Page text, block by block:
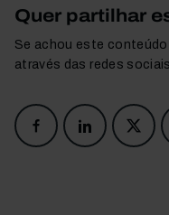
Quer partilhar
Se achou este
através das redes